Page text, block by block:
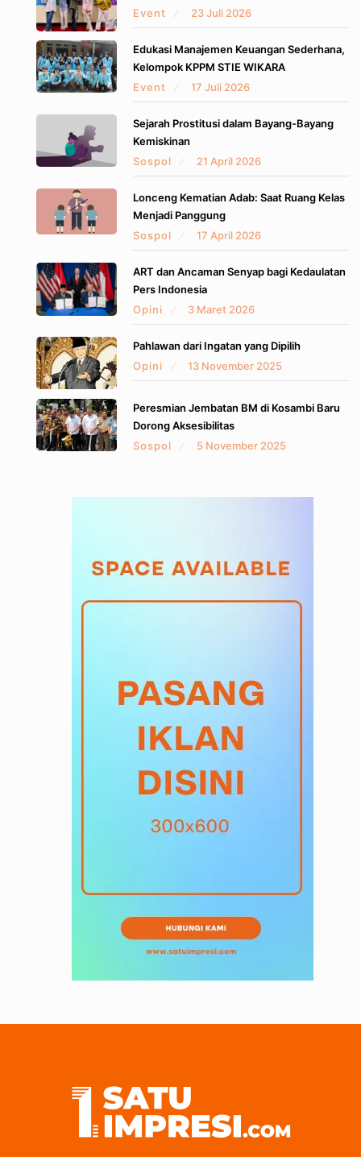
Event
23 Juli 2026
Edukasi Manajemen Keuangan Sederhana,
Kelompok KPPM STIE WIKARA
Event
17 Juli 2026
Sejarah Prostitusi dalam Bayang-Bayang
Kemiskinan
Sospol
21 April 2026
Lonceng Kematian Adab: Saat Ruang Kelas
Menjadi Panggung
Sospol
17 April 2026
ART dan Ancaman Senyap bagi Kedaulatan
Pers Indonesia
Opini
3 Maret 2026
Pahlawan dari Ingatan yang Dipilih
Opini
13 November 2025
Peresmian Jembatan BM di Kosambi Baru
Dorong Aksesibilitas
Sospol
5 November 2025